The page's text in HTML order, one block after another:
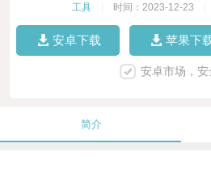
工具 时间：2023-12-23
安卓下载 苹果下
安卓市场，
简介